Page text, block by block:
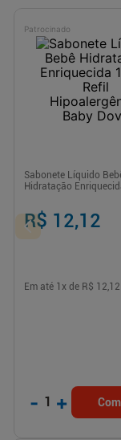
Patrocinado
Sabonete Líquido
Hidratação
R$ 12,12
Em até 1 x de R$ 12,12
- 1 +